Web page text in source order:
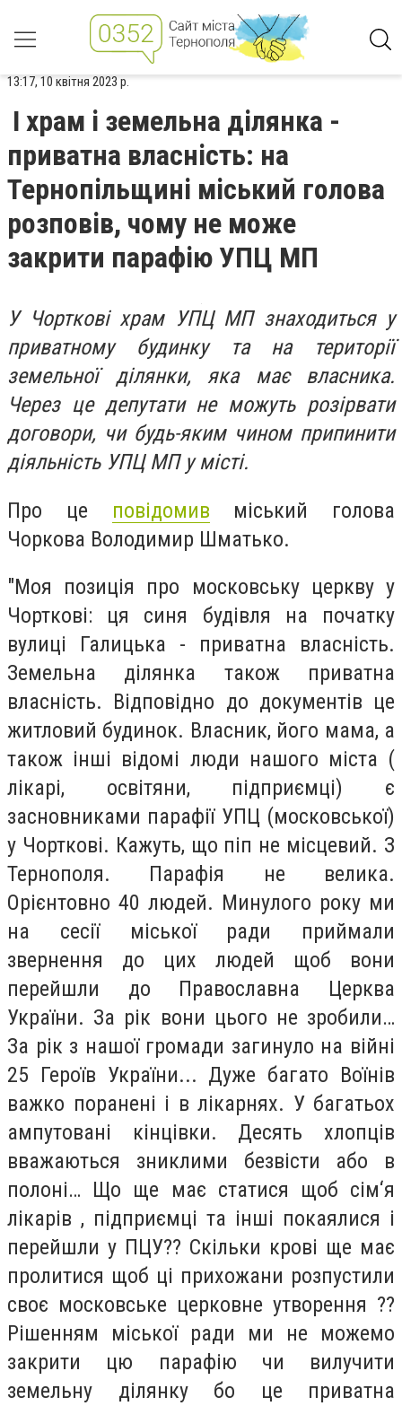
13:17, 10 квітня 2023 р.
І храм і земельна ділянка -
приватна власність: на
Тернопільщині міський голова
розповів, чому не може
закрити парафію УПЦ МП
У Чорткові храм УПЦ МП знаходиться у
приватному будинку та на території
земельної ділянки, яка має власника.
Через це депутати не можуть розірвати
договори, чи будь-яким чином припинити
діяльність УПЦ МП у місті.
Про це повідомив міський голова
Чоркова Володимир Шматько.
"Моя позиція про московську церкву у
Чорткові: ця синя будівля на початку
вулиці Галицька - приватна власність.
Земельна ділянка також приватна
власність. Відповідно до документів це
житловий будинок. Власник, його мама, а
також інші відомі люди нашого міста (
лікарі, освітяни, підприємці) є
засновниками парафії УПЦ (московської)
у Чорткові. Кажуть, що піп не місцевий. З
Тернополя. Парафія не велика.
Орієнтовно 40 людей. Минулого року ми
на сесії міської ради приймали
звернення до цих людей щоб вони
перейшли до Православна Церква
України. За рік вони цього не зробили…
За рік з нашої громади загинуло на війні
25 Героїв України... Дуже багато Воїнів
важко поранені і в лікарнях. У багатьох
ампутовані кінцівки. Десять хлопців
вважаються зниклими безвісти або в
полоні… Що ще має статися щоб сім‘я
лікарів , підприємці та інші покаялися і
перейшли у ПЦУ?? Скільки крові ще має
пролитися щоб ці прихожани розпустили
своє московське церковне утворення ??
Рішенням міської ради ми не можемо
закрити цю парафію чи вилучити
земельну ділянку бо це приватна